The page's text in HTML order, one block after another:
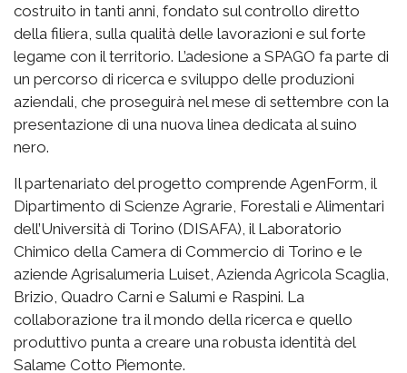
costruito in tanti anni, fondato sul controllo diretto
della filiera, sulla qualità delle lavorazioni e sul forte
legame con il territorio. L’adesione a SPAGO fa parte di
un percorso di ricerca e sviluppo delle produzioni
aziendali, che proseguirà nel mese di settembre con la
presentazione di una nuova linea dedicata al suino
nero.
Il partenariato del progetto comprende AgenForm, il
Dipartimento di Scienze Agrarie, Forestali e Alimentari
dell’Università di Torino (DISAFA), il Laboratorio
Chimico della Camera di Commercio di Torino e le
aziende Agrisalumeria Luiset, Azienda Agricola Scaglia,
Brizio, Quadro Carni e Salumi e Raspini. La
collaborazione tra il mondo della ricerca e quello
produttivo punta a creare una robusta identità del
Salame Cotto Piemonte.